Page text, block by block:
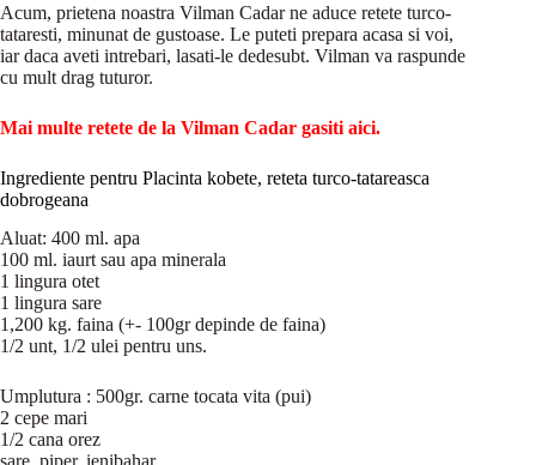
Acum, prietena noastra Vilman Cadar ne aduce retete turco-
tataresti, minunat de gustoase. Le puteti prepara acasa si voi,
iar daca aveti intrebari, lasati-le dedesubt. Vilman va raspunde
cu mult drag tuturor.
Mai multe retete de la Vilman Cadar gasiti aici.
Ingrediente pentru Placinta kobete, reteta turco-tatareasca
dobrogeana
Aluat: 400 ml. apa
100 ml. iaurt sau apa minerala
1 lingura otet
1 lingura sare
1,200 kg. faina (+- 100gr depinde de faina)
1/2 unt, 1/2 ulei pentru uns.
Umplutura : 500gr. carne tocata vita (pui)
2 cepe mari
1/2 cana orez